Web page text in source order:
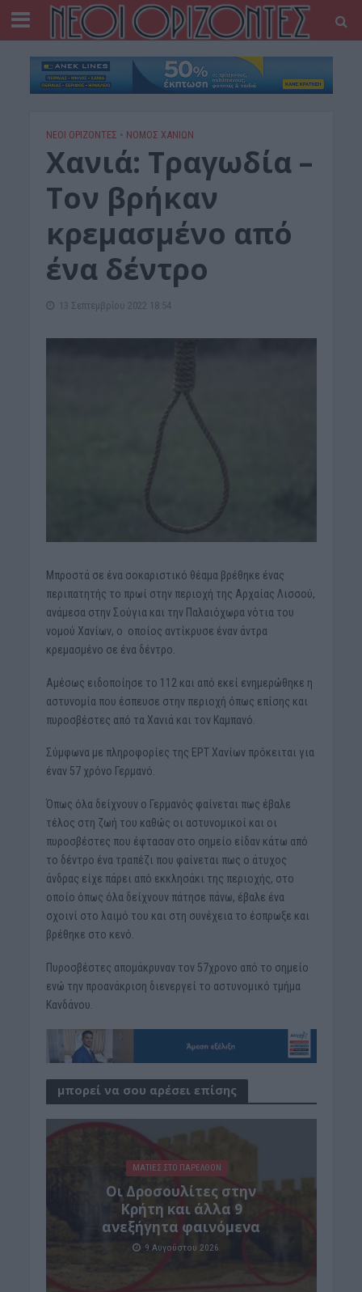
ΝΕΟΙ ΟΡΙΖΟΝΤΕΣ • ΝΟΜΌΣ ΧΑΝΊΩΝ
Χανιά: Τραγωδία –
Τον βρήκαν
κρεμασμένο από
ένα δέντρο
13 Σεπτεμβρίου 2022 18:54
Μπροστά σε ένα σοκαριστικό θέαμα βρέθηκε ένας
περιπατητής το πρωί στην περιοχή της Αρχαίας Λισσού,
ανάμεσα στην Σούγια και την Παλαιόχωρα νότια του
νομού Χανίων, ο οποίος αντίκρυσε έναν άντρα
κρεμασμένο σε ένα δέντρο.
Αμέσως ειδοποίησε το 112 και από εκεί ενημερώθηκε η
αστυνομία που έσπευσε στην περιοχή όπως επίσης και
πυροσβέστες από τα Χανιά και τον Καμπανό.
Σύμφωνα με πληροφορίες της ΕΡΤ Χανίων πρόκειται για
έναν 57 χρόνο Γερμανό.
Όπως όλα δείχνουν ο Γερμανός φαίνεται πως έβαλε
τέλος στη ζωή του καθώς οι αστυνομικοί και οι
πυροσβέστες που έφτασαν στο σημείο είδαν κάτω από
το δέντρο ένα τραπέζι που φαίνεται πως ο άτυχος
άνδρας είχε πάρει από εκκλησάκι της περιοχής, στο
οποίο όπως όλα δείχνουν πάτησε πάνω, έβαλε ένα
σχοινί στο λαιμό του και στη συνέχεια το έσπρωξε και
βρέθηκε στο κενό.
Πυροσβέστες απομάκρυναν τον 57χρονο από το σημείο
ενώ την προανάκριση διενεργεί το αστυνομικό τμήμα
Κανδάνου.
μπορεί να σου αρέσει επίσης
ΜΑΤΙΕΣ ΣΤΟ ΠΑΡΕΛΘΟΝ
Οι Δροσουλίτες στην
Κρήτη και άλλα 9
ανεξήγητα φαινόμενα
9 Αυγούστου 2026